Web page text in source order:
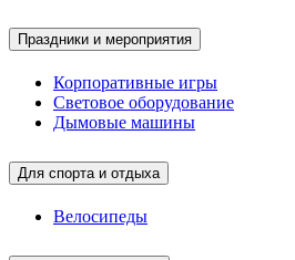
Праздники и мероприятия
Корпоративные игры
Световое оборудование
Дымовые машины
Для спорта и отдыха
Велосипеды